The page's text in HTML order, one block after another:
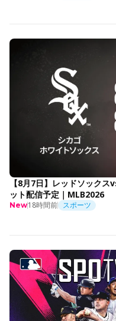
【8月7日】レッドソック
ット配信予定｜MLB2026
New18時間前 スポーツ